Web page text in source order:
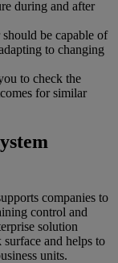
during and after
be capable of
to changing
to check the
for similar
companies to
control and
solution
and helps to
units.